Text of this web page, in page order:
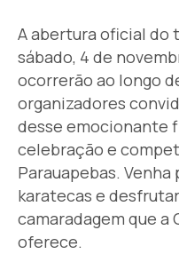
A abertura oficial do
sábado, 4 de
ocorrerão ao longo
organizadores
desse emocionante
celebração e
Parauapebas.
karatecas e
camaradagem que a
oferece.